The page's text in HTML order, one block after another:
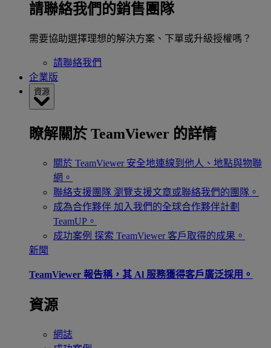
請聯絡我們的銷售團隊
需要協助選擇理想的解決方案、下單或升級授權嗎？
請聯絡我們
企業版
資源
瞭解關於 TeamViewer 的詳情
關於 TeamViewer 安全地連線到他人、地點與物聯
網。
聯絡支援團隊 瀏覽支援文章或聯絡我們的團隊。
成為合作夥伴 加入我們的全球合作夥伴計劃
TeamUP。
成功案例 探索 TeamViewer 客戶取得的成果。
新聞
TeamViewer 報告稱，其 Al 服務獲得客戶廣泛採用。
資源
網誌